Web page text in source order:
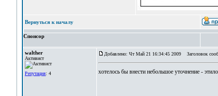
Вернуться к началу
Спонсор
walther
Активист
Репутация: 4
Добавлено: Чт Май 21 16:34:45 2009 Заголовок
хотелось бы внести небольшое уточнение -